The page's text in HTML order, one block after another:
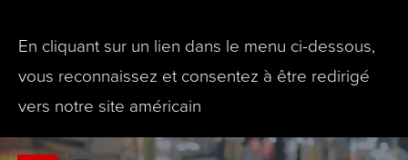
En cliquant sur un lien dans le menu ci-dessous,
vous reconnaissez et consentez à être redirigé
vers notre site américain